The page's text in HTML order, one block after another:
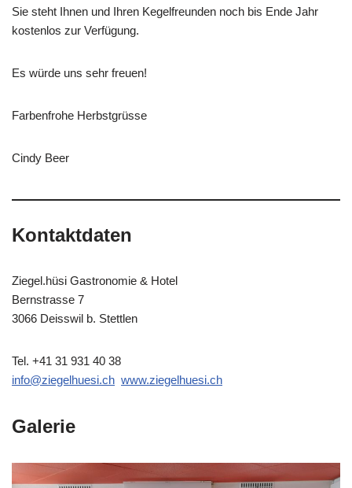
Sie steht Ihnen und Ihren Kegelfreunden noch bis Ende Jahr
kostenlos zur Verfügung.
Es würde uns sehr freuen!
Farbenfrohe Herbstgrüsse
Cindy Beer
Kontaktdaten
Ziegel.hüsi Gastronomie & Hotel
Bernstrasse 7
3066 Deisswil b. Stettlen
Tel. +41 31 931 40 38
info@ziegelhuesi.ch www.ziegelhuesi.ch
Galerie